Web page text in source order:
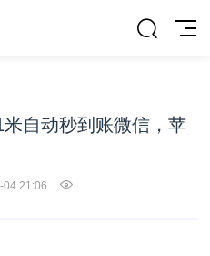
自动秒到账微信，苹
04 21:06